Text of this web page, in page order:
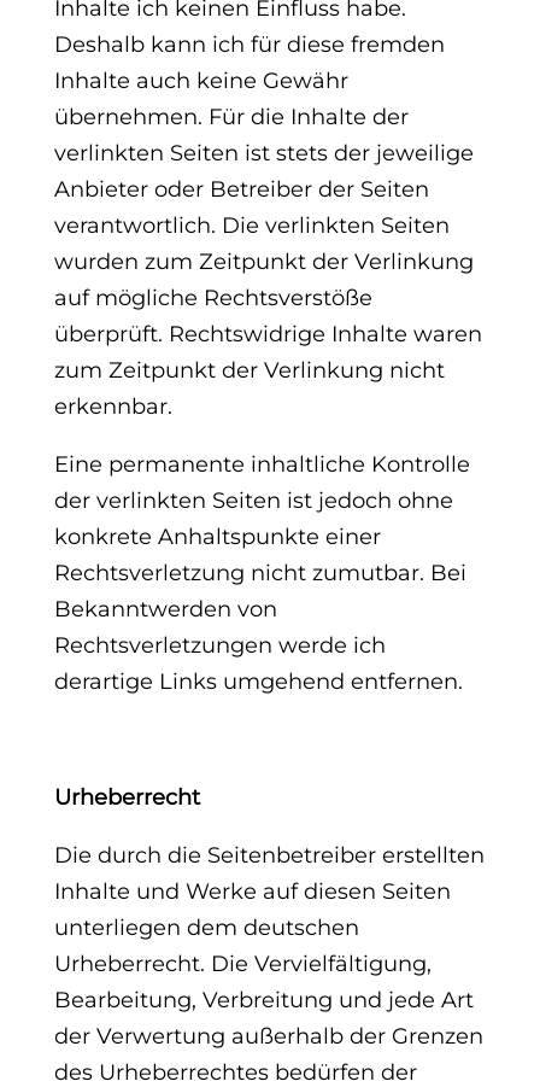
Inhalte ich keinen Einfluss habe.
Deshalb kann ich für diese fremden
Inhalte auch keine Gewähr
übernehmen. Für die Inhalte der
verlinkten Seiten ist stets der jeweilige
Anbieter oder Betreiber der Seiten
verantwortlich. Die verlinkten Seiten
wurden zum Zeitpunkt der Verlinkung
auf mögliche Rechtsverstöße
überprüft. Rechtswidrige Inhalte waren
zum Zeitpunkt der Verlinkung nicht
erkennbar.
Eine permanente inhaltliche Kontrolle
der verlinkten Seiten ist jedoch ohne
konkrete Anhaltspunkte einer
Rechtsverletzung nicht zumutbar. Bei
Bekanntwerden von
Rechtsverletzungen werde ich
derartige Links umgehend entfernen.
Urheberrecht
Die durch die Seitenbetreiber erstellten
Inhalte und Werke auf diesen Seiten
unterliegen dem deutschen
Urheberrecht. Die Vervielfältigung,
Bearbeitung, Verbreitung und jede Art
der Verwertung außerhalb der Grenzen
des Urheberrechtes bedürfen der